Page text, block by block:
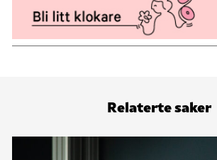
Relaterte saker